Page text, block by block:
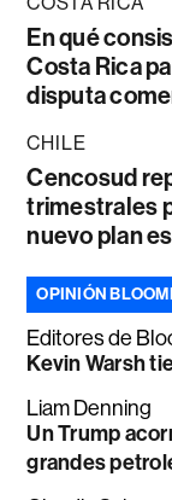
En qué
Costa Rica
disputa
CHILE
Cencosud
trimestrales
nuevo plan
OPINIÓN
Editores de
Kevin Warsh
Liam Denning
Un Trump
grandes